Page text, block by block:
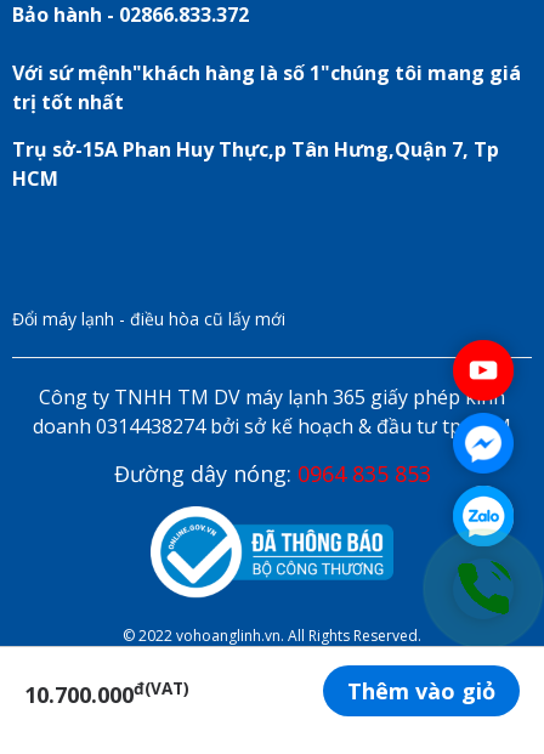
10.700.000đ(VAT) Thêm vào giỏ
Bảo hành - 02866.833.372
Với sứ mệnh"khách hàng là số 1"chúng tôi mang giá
trị tốt nhất
Trụ sở-15A Phan Huy Thực,p Tân Hưng,Quận 7, Tp
HCM
Đổi máy lạnh - điều hòa cũ lấy mới
Công ty TNHH TM DV máy lạnh 365 giấy phép kinh
doanh 0314438274 bởi sở kế hoạch & đầu tư tp HCM
Đường dây nóng: 0964 835 853
© 2022 vohoanglinh.vn. All Rights Reserved.
ĐẶT LỊCH HẸN ONLINE